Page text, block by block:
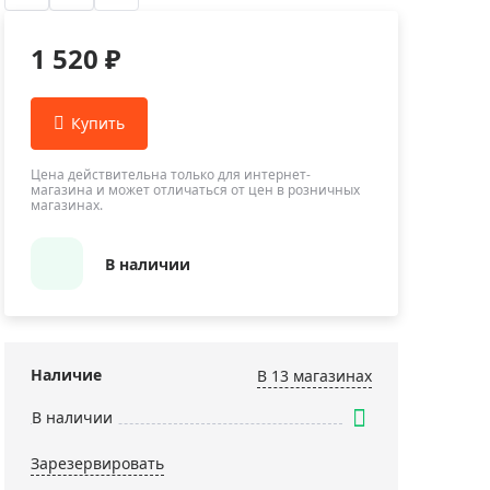
Приборы теплового контроля
Детекторы проводки
Влагомеры (датчики влажности)
Измерители параметров окружающей
среды
Видеоэндоскопы
Прочее
1 520 ₽
Цена действительна только для интернет-
магазина и может отличаться от цен в розничных
магазинах.
В наличии
Наличие
В 13 магазинах
В наличии
Зарезервировать